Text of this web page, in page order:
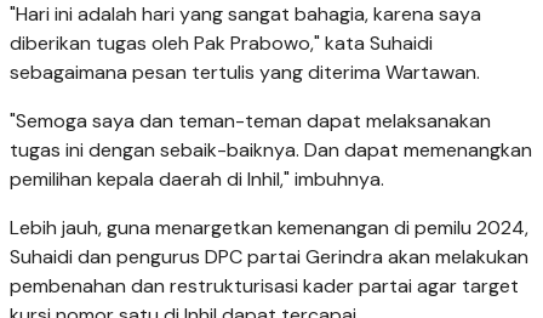
"Hari ini adalah hari yang sangat bahagia, karena saya
diberikan tugas oleh Pak Prabowo," kata Suhaidi
sebagaimana pesan tertulis yang diterima Wartawan.
"Semoga saya dan teman-teman dapat melaksanakan
tugas ini dengan sebaik-baiknya. Dan dapat memenangkan
pemilihan kepala daerah di Inhil," imbuhnya.
Lebih jauh, guna menargetkan kemenangan di pemilu 2024,
Suhaidi dan pengurus DPC partai Gerindra akan melakukan
pembenahan dan restrukturisasi kader partai agar target